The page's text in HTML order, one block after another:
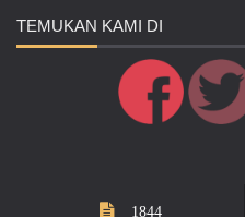
TEMUKAN KAMI DI
1844